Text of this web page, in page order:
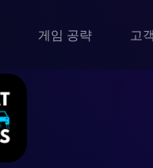
게임 공략 고